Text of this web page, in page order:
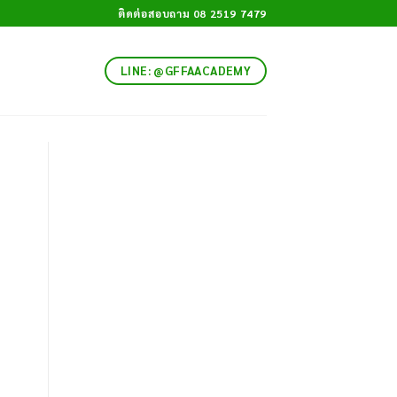
ติดต่อสอบถาม 08 2519 7479
LINE: @GFFAACADEMY